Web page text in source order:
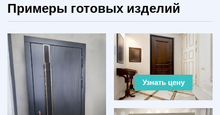
Примеры готовых изделий
Узнать цену